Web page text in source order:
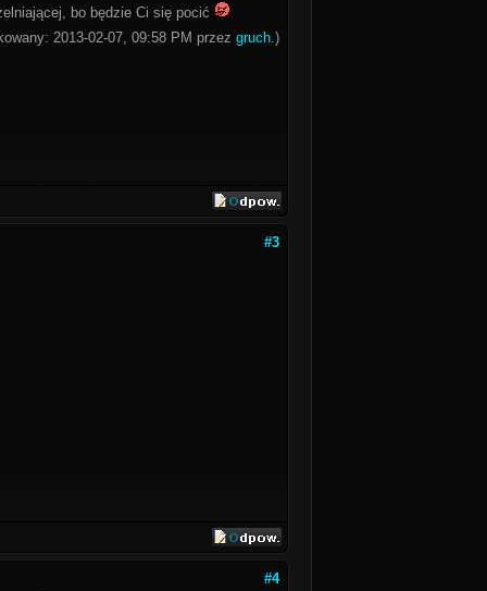
bo będzie Ci się pocić
2013-02-07, 09:58 PM przez gruch.)
#3
#4